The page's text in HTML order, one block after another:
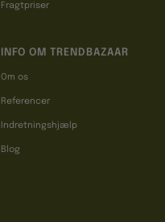
Fragtpriser
INFO OM TRENDBAZAAR
Om os
Referencer
Indretningshjælp
Blog